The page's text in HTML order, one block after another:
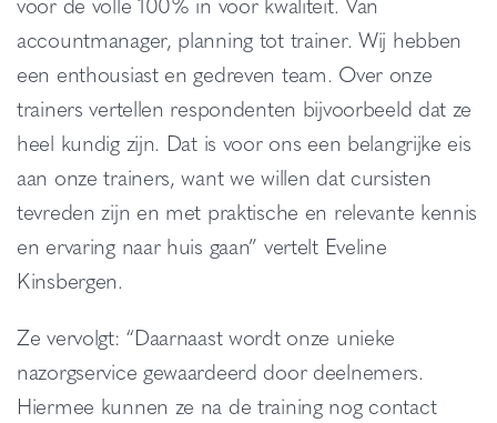
accountmanager, planning tot trainer. Wij hebben
een enthousiast en gedreven team. Over onze
trainers vertellen respondenten bijvoorbeeld dat ze
heel kundig zijn. Dat is voor ons een belangrijke eis
aan onze trainers, want we willen dat cursisten
tevreden zijn en met praktische en relevante kennis
en ervaring naar huis gaan” vertelt Eveline
Kinsbergen.
Ze vervolgt: “Daarnaast wordt onze unieke
nazorgservice gewaardeerd door deelnemers.
Hiermee kunnen ze na de training nog contact